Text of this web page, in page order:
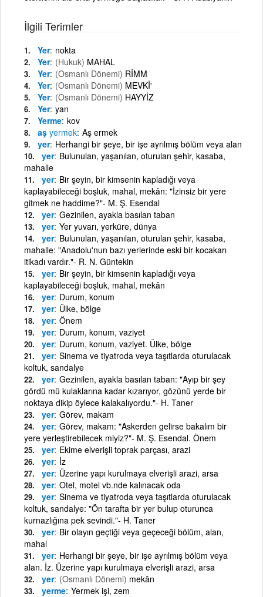
İlgili Terimler
Yer nokta
Yer (Hukuk) MAHAL
Yer (Osmanlı Dönemi) RİMM
Yer (Osmanlı Dönemi) MEVKİ'
Yer (Osmanlı Dönemi) HAYYİZ
Yer yan
Yerme kov
aş yermek Aş ermek
yer Herhangi bir şeye, bir işe ayrılmış bölüm veya alan
yer Bulunulan, yaşanılan, oturulan şehir, kasaba,
mahalle
yer Bir şeyin, bir kimsenin kapladığı veya
kaplayabileceği boşluk, mahal, mekân: "İzinsiz bir yere
gitmek ne haddime?"- M. Ş. Esendal
yer Gezinilen, ayakla basılan taban
yer Yer yuvarı, yerküre, dünya
yer Bulunulan, yaşanılan, oturulan şehir, kasaba,
mahalle: "Anadolu'nun bazı yerlerinde eski bir kocakarı
itikadı vardır."- R. N. Güntekin
yer Bir şeyin, bir kimsenin kapladığı veya
kaplayabileceği boşluk, mahal, mekân
yer Durum, konum
yer Ülke, bölge
yer Önem
yer Durum, konum, vaziyet
yer Durum, konum, vaziyet. Ülke, bölge
yer Sinema ve tiyatroda veya taşıtlarda oturulacak
koltuk, sandalye
yer Gezinilen, ayakla basılan taban: "Ayıp bir şey
gördü mü kulaklarına kadar kızarıyor, gözünü yerde bir
noktaya dikip öylece kalakalıyordu."- H. Taner
yer Görev, makam
yer Görev, makam: "Askerden gelirse bakalım bir
yere yerleştirebilecek miyiz?"- M. Ş. Esendal. Önem
yer Ekime elverişli toprak parçası, arazi
yer İz
yer Üzerine yapı kurulmaya elverişli arazi, arsa
yer Otel, motel vb.nde kalınacak oda
yer Sinema ve tiyatroda veya taşıtlarda oturulacak
koltuk, sandalye: "Ön tarafta bir yer bulup oturunca
kurnazlığına pek sevindi."- H. Taner
yer Bir olayın geçtiği veya geçeceği bölüm, alan,
mahal
yer Herhangi bir şeye, bir işe ayrılmış bölüm veya
alan. İz. Üzerine yapı kurulmaya elverişli arazi, arsa
yer (Osmanlı Dönemi) mekân
yerme Yermek işi, zem